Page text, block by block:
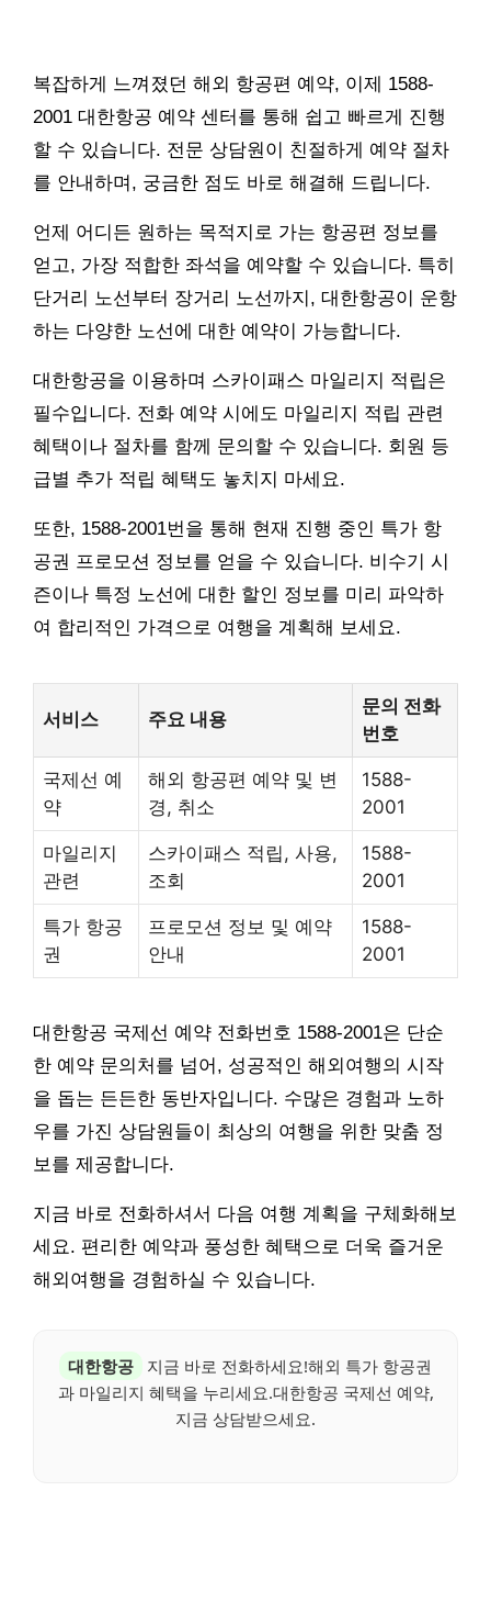
복잡하게 느껴졌던 해외 항공편 예약, 이제 1588-
2001 대한항공 예약 센터를 통해 쉽고 빠르게 진행
할 수 있습니다. 전문 상담원이 친절하게 예약 절차
를 안내하며, 궁금한 점도 바로 해결해 드립니다.
언제 어디든 원하는 목적지로 가는 항공편 정보를
얻고, 가장 적합한 좌석을 예약할 수 있습니다. 특히
단거리 노선부터 장거리 노선까지, 대한항공이 운항
하는 다양한 노선에 대한 예약이 가능합니다.
대한항공을 이용하며 스카이패스 마일리지 적립은
필수입니다. 전화 예약 시에도 마일리지 적립 관련
혜택이나 절차를 함께 문의할 수 있습니다. 회원 등
급별 추가 적립 혜택도 놓치지 마세요.
또한, 1588-2001번을 통해 현재 진행 중인 특가 항
공권 프로모션 정보를 얻을 수 있습니다. 비수기 시
즌이나 특정 노선에 대한 할인 정보를 미리 파악하
여 합리적인 가격으로 여행을 계획해 보세요.
서비스 주요 내용
문의 전화
번호
국제선 예
약
해외 항공편 예약 및 변
경, 취소
1588-
2001
마일리지
관련
스카이패스 적립, 사용,
조회
1588-
2001
특가 항공
권
프로모션 정보 및 예약
안내
1588-
2001
대한항공 국제선 예약 전화번호 1588-2001은 단순
한 예약 문의처를 넘어, 성공적인 해외여행의 시작
을 돕는 든든한 동반자입니다. 수많은 경험과 노하
우를 가진 상담원들이 최상의 여행을 위한 맞춤 정
보를 제공합니다.
지금 바로 전화하셔서 다음 여행 계획을 구체화해보
세요. 편리한 예약과 풍성한 혜택으로 더욱 즐거운
해외여행을 경험하실 수 있습니다.
대한항공
지금 바로 전화하세요!해외 특가 항공권
과 마일리지 혜택을 누리세요.대한항공 국제선 예약,
지금 상담받으세요.